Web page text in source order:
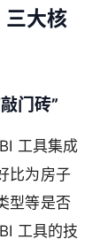
三大核
门砖”
工具集成
比为房子
型等是否
工具的技